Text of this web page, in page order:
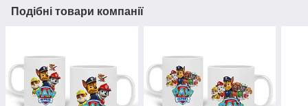
Подібні товари компанії